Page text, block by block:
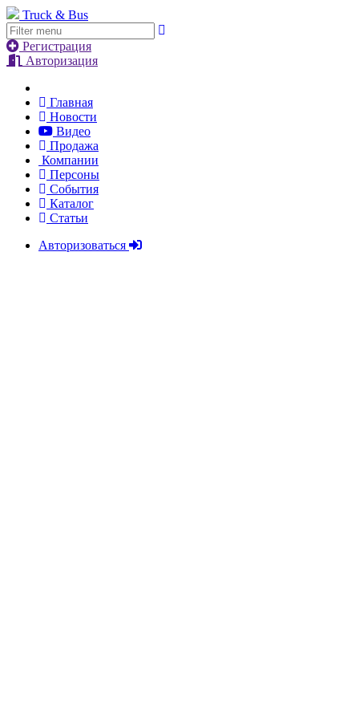
Truck & Bus
Регистрация
Авторизация
Главная
Новости
Видео
Продажа
Компании
Персоны
События
Каталог
Статьи
Авторизоваться